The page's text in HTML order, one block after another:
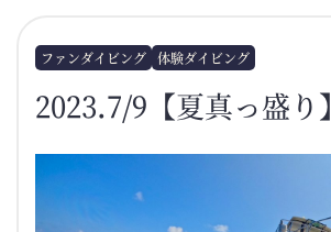
ファンダイビング 体験ダイビング
2023.7/9【夏真っ盛り】